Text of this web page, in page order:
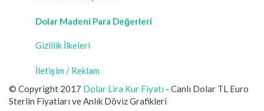
Dolar Madeni Para Değerleri
Gizlilik İlkeleri
İletişim / Reklam
© Copyright 2017 Dolar Lira Kur Fiyatı - Canlı Dolar TL Euro
Sterlin Fiyatları ve Anlık Döviz Grafikleri